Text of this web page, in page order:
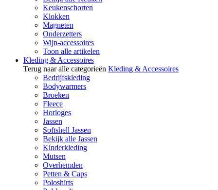
Keukenschorten
Klokken
Magneten
Onderzetters
Wijn-accessoires
Toon alle artikelen
Kleding & Accessoires
Terug naar alle categorieën Kleding & Accessoires
Bedrijfskleding
Bodywarmers
Broeken
Fleece
Horloges
Jassen
Softshell Jassen
Bekijk alle Jassen
Kinderkleding
Mutsen
Overhemden
Petten & Caps
Poloshirts